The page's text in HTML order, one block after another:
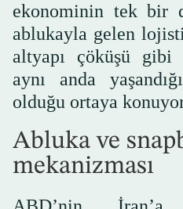
ekonominin tek bir
ablukayla gelen
altyapı çöküşü
aynı anda
olduğu ortaya
Abluka ve
mekanizması